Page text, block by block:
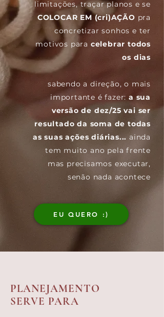
limitações, traçar planos e se
COLOCAR EM (cri)AÇÃO pra
concretizar sonhos e ter
motivos para celebrar todos
os dias
sabendo a direção, o mais
importante é fazer: a sua
versão de dez/25 vai ser
resultado da soma de todas
as suas ações diárias... ainda
tem muito ano pela frente
mas precisamos executar,
senão nada acontece
EU QUERO :)
PLANEJAMENTO
SERVE PARA